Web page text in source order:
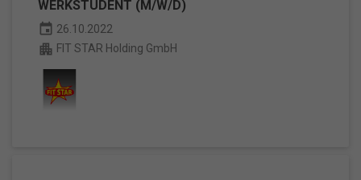
WERKSTUDENT (M/W/D)
event 26.10.2022
apartment FIT STAR Holding GmbH